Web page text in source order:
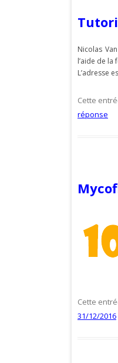
Nicolas
l’aide de
L’adresse
Cette
réponse
Cette
31/12/2016